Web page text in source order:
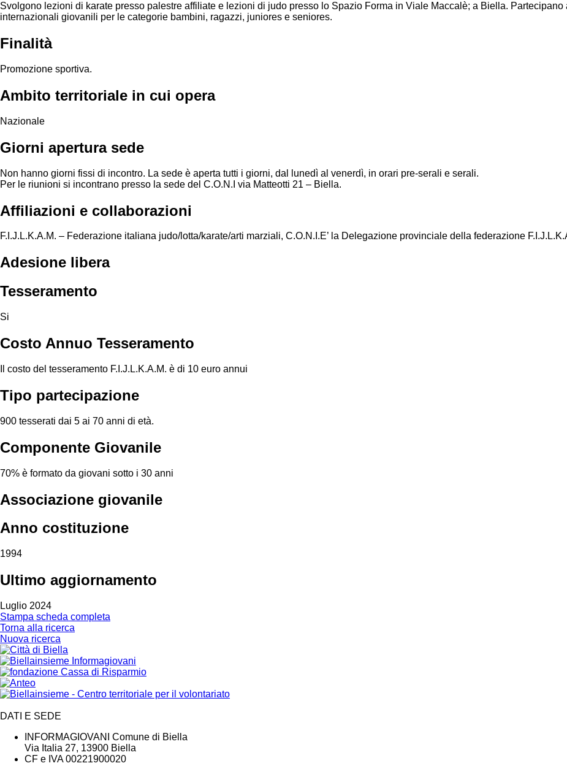
Svolgono lezioni di karate presso palestre affiliate e lezioni di judo presso lo Spazio Forma in Viale Maccalè; a Biella.
internazionali giovanili per le categorie bambini, ragazzi, juniores e seniores.
Finalità
Promozione sportiva.
Ambito territoriale in cui opera
Nazionale
Giorni apertura sede
Non hanno giorni fissi di incontro. La sede è aperta tutti i giorni, dal lunedì al venerdì, in orari pre-serali e serali.
Per le riunioni si incontrano presso la sede del C.O.N.I via Matteotti 21 – Biella.
Affiliazioni e collaborazioni
F.I.J.L.K.A.M. – Federazione italiana judo/lotta/karate/arti marziali, C.O.N.I.E’ la Delegazione provinciale della federazione
Adesione libera
Tesseramento
Si
Costo Annuo Tesseramento
Il costo del tesseramento F.I.J.L.K.A.M. è di 10 euro annui
Tipo partecipazione
900 tesserati dai 5 ai 70 anni di età.
Componente Giovanile
70% è formato da giovani sotto i 30 anni
Associazione giovanile
Anno costituzione
1994
Ultimo aggiornamento
Luglio 2024
Stampa scheda completa
Torna alla ricerca
Nuova ricerca
DATI E SEDE
INFORMAGIOVANI Comune di Biella
Via Italia 27, 13900 Biella
CF e IVA 00221900020